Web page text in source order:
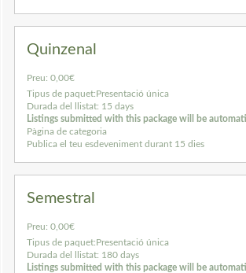
Quinzenal
Preu: 0,00€
Tipus de paquet:Presentació única
Durada del llistat: 15 days
Listings submitted with this package will be
Pàgina de categoria
Publica el teu esdeveniment durant 15 dies
Semestral
Preu: 0,00€
Tipus de paquet:Presentació única
Durada del llistat: 180 days
Listings submitted with this package will be